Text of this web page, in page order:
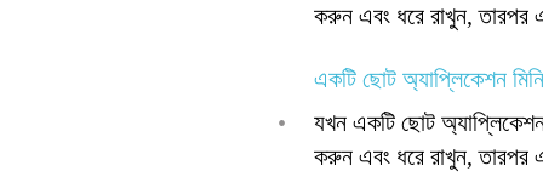
করুন এবং ধরে রাখুন, তারপর
একটি ছোট অ্যাপ্লিকেশন
•
যখন একটি ছোট
করুন এবং ধরে রাখুন, তারপর